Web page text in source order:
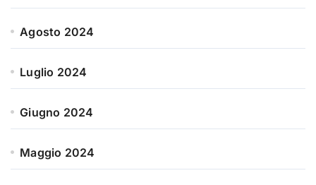
Agosto 2024
Luglio 2024
Giugno 2024
Maggio 2024